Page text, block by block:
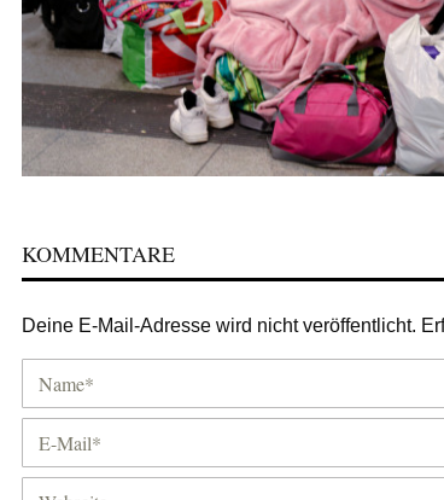
KOMMENTARE
Deine E-Mail-Adresse wird nicht veröffentlicht.